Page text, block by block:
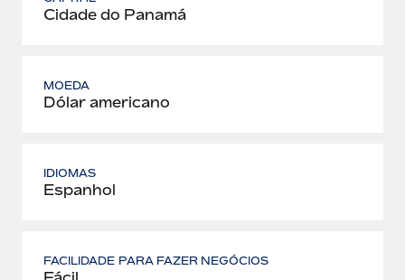
Cidade do Panamá
MOEDA
Dólar americano
IDIOMAS
Espanhol
FACILIDADE PARA FAZER NEGÓCIOS